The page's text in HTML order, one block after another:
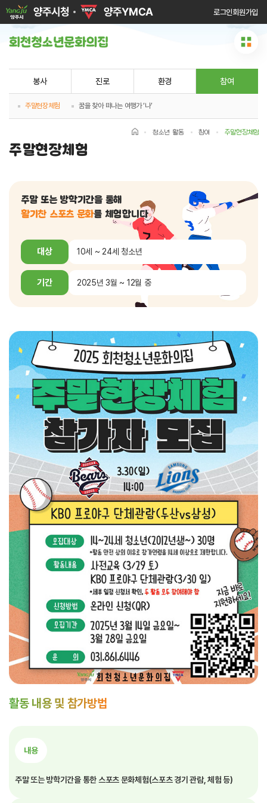
로그인회원가입
봉사 진로 환경 참여
주말현장체험 꿈을 찾아 떠나는 여행가 ‘나’
주말현장체험
청소년 활동 참여 주말현장체험
주말 또는 방학기간을 통해
활기찬 스포츠 문화를 체험합니다
대상 10세 ~ 24세 청소년
기간 2025년 3월 ~ 12월 중
활동 내용 및 참가방법
내용
주말 또는 방학기간을 통한 스포츠 문화체험(스포츠 경기 관람, 체험 등)